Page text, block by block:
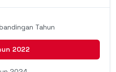
Tahun
2022